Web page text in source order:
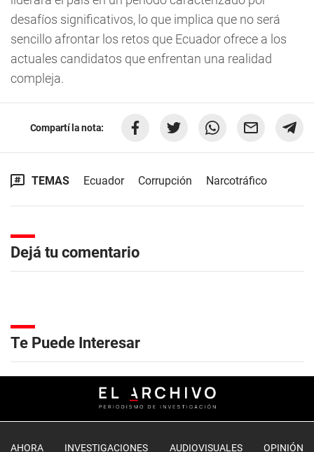
desafíos significativos, lo que implica que no será
sencillo afrontar los retos que Ecuador ofrece a los
actuales candidatos que enfrentan una realidad
compleja.
Compartí la nota:
TEMAS Ecuador Corrupción Narcotráfico
Dejá tu comentario
Te Puede Interesar
AHORA INVESTIGACIONES AUDIOVISUALES OPINIÓN